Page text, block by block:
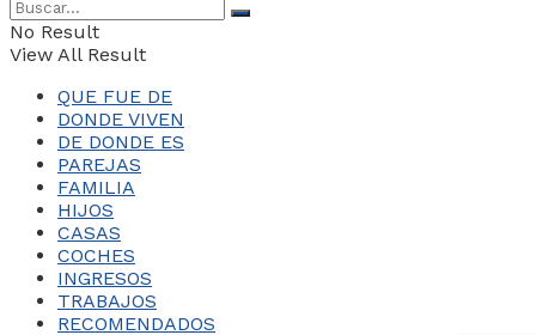
No Result
View All Result
QUE FUE DE
DONDE VIVEN
DE DONDE ES
PAREJAS
FAMILIA
HIJOS
CASAS
COCHES
INGRESOS
TRABAJOS
RECOMENDADOS